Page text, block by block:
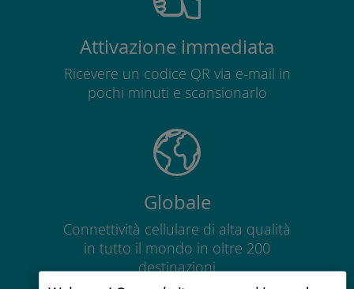
Attivazione immediata
Ricevere un codice QR via e-mail in
pochi minuti e scansionarlo
Globale
Connettività cellulare di alta qualità
in tutto il mondo in oltre 200
destinazioni